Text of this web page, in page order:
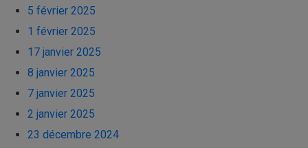
5 février 2025
1 février 2025
17 janvier 2025
8 janvier 2025
7 janvier 2025
2 janvier 2025
23 décembre 2024